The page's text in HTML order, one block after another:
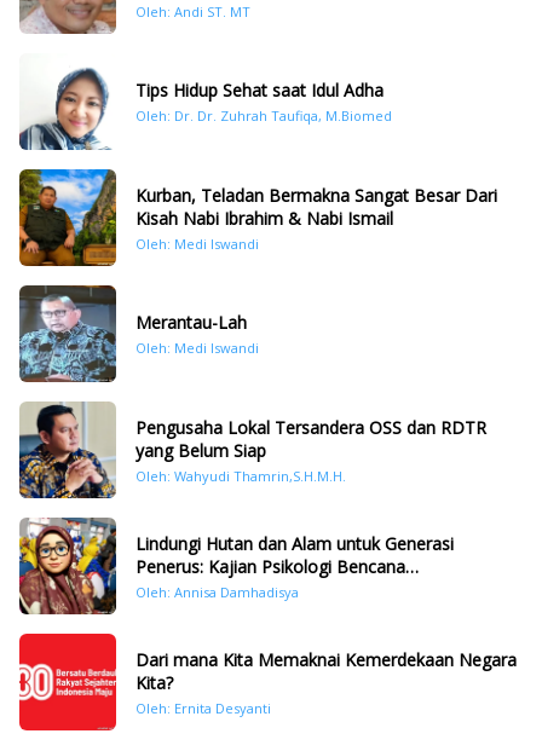
Oleh: Andi ST. MT
Tips Hidup Sehat saat Idul Adha
Oleh: Dr. Dr. Zuhrah Taufiqa, M.Biomed
Kurban, Teladan Bermakna Sangat Besar Dari
Kisah Nabi Ibrahim & Nabi Ismail
Oleh: Medi Iswandi
Merantau-Lah
Oleh: Medi Iswandi
Pengusaha Lokal Tersandera OSS dan RDTR
yang Belum Siap
Oleh: Wahyudi Thamrin,S.H.M.H.
Lindungi Hutan dan Alam untuk Generasi
Penerus: Kajian Psikologi Bencana
Hidrometeorologi di Sumatera Pasca Tragedi
Oleh: Annisa Damhadisya
Dari mana Kita Memaknai Kemerdekaan Negara
Kita?
Oleh: Ernita Desyanti